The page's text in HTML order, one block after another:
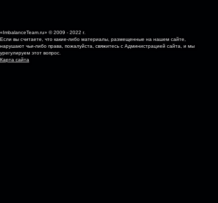
«ImbalanceTeam.ru» © 2009 - 2022 г.
Если вы считаете, что какие-либо материалы, размещенные на нашем сайте,
нарушают чьи-либо права, пожалуйста, свяжитесь с Администрацией сайта, и мы
урегулируем этот вопрос.
Карта сайта